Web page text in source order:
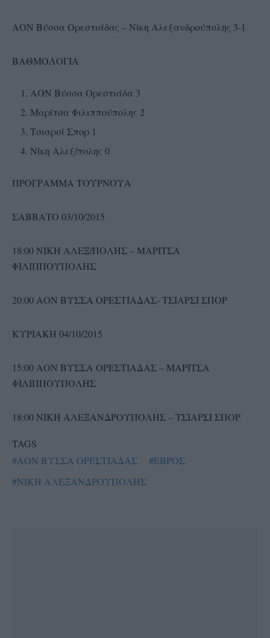
ΑΟΝ Βύσσα Ορεστιάδας – Νίκη Αλεξανδρούπολης 3-1
ΒΑΘΜΟΛΟΓΙΑ
ΑΟΝ Βύσσα Ορεστιάδα 3
Μαρίτσα Φιλιππούπολης 2
Τσιαρσί Σπορ 1
Νίκη Αλεξ/πολης 0
ΠΡΟΓΡΑΜΜΑ ΤΟΥΡΝΟΥΑ
ΣΑΒΒΑΤΟ 03/10/2015
18:00 ΝΙΚΗ ΑΛΕΞ/ΠΟΛΗΣ – ΜΑΡΙΤΣΑ
ΦΙΛΙΠΠΟΥΠΟΛΗΣ
20:00 ΑΟΝ ΒΥΣΣΑ ΟΡΕΣΤΙΑΔΑΣ- ΤΣΙΑΡΣΙ ΣΠΟΡ
ΚΥΡΙΑΚΗ 04/10/2015
15:00 ΑΟΝ ΒΥΣΣΑ ΟΡΕΣΤΙΑΔΑΣ – ΜΑΡΙΤΣΑ
ΦΙΛΙΠΠΟΥΠΟΛΗΣ
18:00 ΝΙΚΗ ΑΛΕΞΑΝΔΡΟΥΠΟΛΗΣ – ΤΣΙΑΡΣΙ ΣΠΟΡ
TAGS
#ΑΟΝ ΒΥΣΣΑ ΟΡΕΣΤΙΑΔΑΣ
#ΕΒΡΟΣ
#ΝΙΚΗ ΑΛΕΞΑΝΔΡΟΥΠΟΛΗΣ